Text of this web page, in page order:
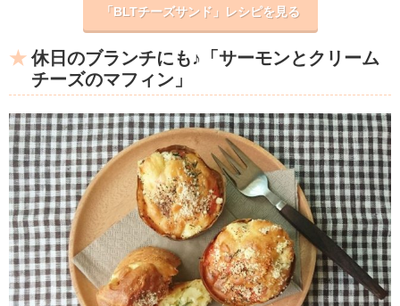
「BLTチーズサンド」レシピを見る
休日のブランチにも♪「サーモンとクリーム
チーズのマフィン」